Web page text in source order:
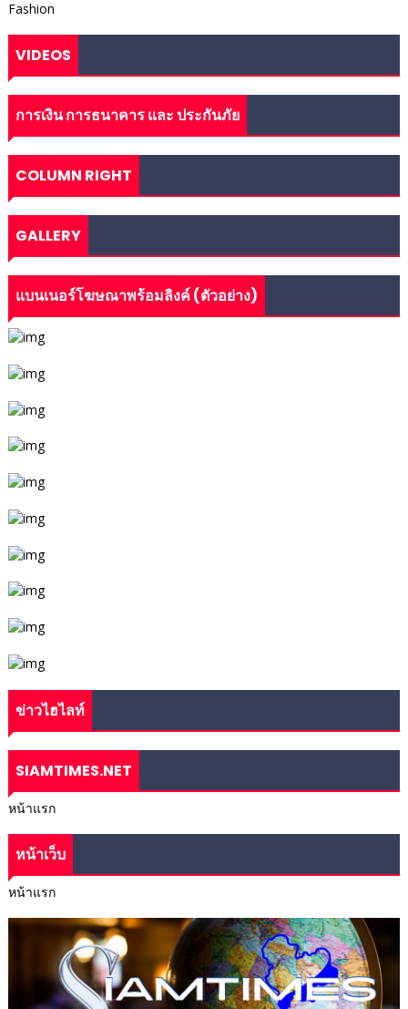
Fashion
VIDEOS
การเงิน การธนาคาร และ ประกันภัย
COLUMN RIGHT
GALLERY
แบนเนอร์โฆษณาพร้อมลิงค์ (ตัวอย่าง)
ข่าวไฮไลท์
SIAMTIMES.NET
หน้าแรก
หน้าเว็บ
หน้าแรก